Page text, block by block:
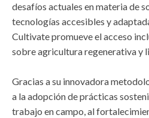
desafíos actuales en materia de
tecnologías accesibles y
Cultivate promueve el acceso
sobre agricultura regenerativa y
Gracias a su innovadora
a la adopción de prácticas
trabajo en campo, al